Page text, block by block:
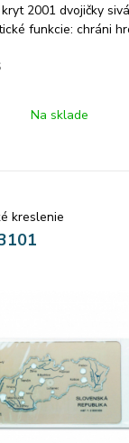
2001 dvojičky
funkcie: chráni
na predĺženie
bez šmúh.
farbách. ·
v balení
Na sklade
kreslenie